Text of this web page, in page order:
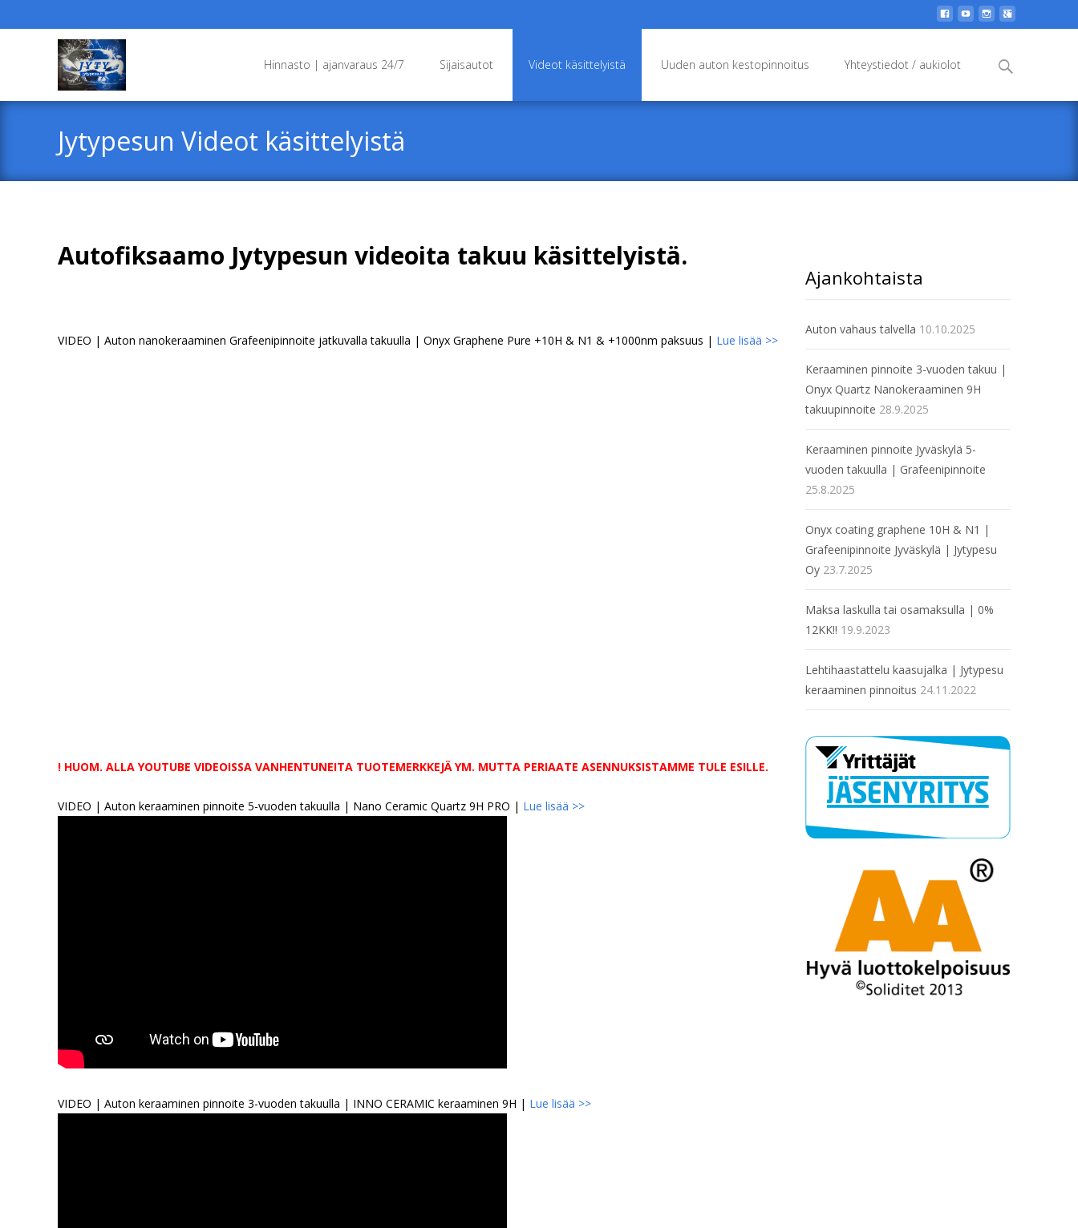
Hinnasto | ajanvaraus 24/7 Sijaisautot Videot käsittelyistä Uuden auton kestopinnoitus Yhteystiedot / aukiolot
Search
Jytypesun Videot käsittelyistä
Autofiksaamo Jytypesun videoita takuu käsittelyistä.
VIDEO | Auton nanokeraaminen Grafeenipinnoite jatkuvalla takuulla | Onyx Graphene Pure +10H & N1 & +1000nm paksuus | Lue lisää >>
! HUOM. ALLA YOUTUBE VIDEOISSA VANHENTUNEITA TUOTEMERKKEJÄ YM. MUTTA PERIAATE ASENNUKSISTAMME TULE ESILLE.
VIDEO | Auton keraaminen pinnoite 5-vuoden takuulla | Nano Ceramic Quartz 9H PRO | Lue lisää >>
VIDEO | Auton keraaminen pinnoite 3-vuoden takuulla | INNO CERAMIC keraaminen 9H | Lue lisää >>
Ajankohtaista
Auton vahaus talvella 10.10.2025
Keraaminen pinnoite 3-vuoden takuu |
Onyx Quartz Nanokeraaminen 9H
takuupinnoite 28.9.2025
Keraaminen pinnoite Jyväskylä 5-
vuoden takuulla | Grafeenipinnoite
25.8.2025
Onyx coating graphene 10H & N1 |
Grafeenipinnoite Jyväskylä | Jytypesu
Oy 23.7.2025
Maksa laskulla tai osamaksulla | 0%
12KK!! 19.9.2023
Lehtihaastattelu kaasujalka | Jytypesu
keraaminen pinnoitus 24.11.2022